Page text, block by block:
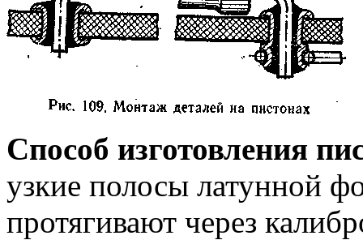
Способ изготовления
узкие полосы латунной
протягивают через